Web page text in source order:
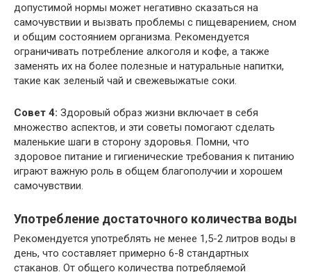
допустимой нормы может негативно сказаться на
самочувствии и вызвать проблемы с пищеварением, сном
и общим состоянием организма. Рекомендуется
ограничивать потребление алкоголя и кофе, а также
заменять их на более полезные и натуральные напитки,
такие как зеленый чай и свежевыжатые соки.
Совет 4: Здоровый образ жизни включает в себя
множество аспектов, и эти советы помогают сделать
маленькие шаги в сторону здоровья. Помни, что
здоровое питание и гигиенические требования к питанию
играют важную роль в общем благополучии и хорошем
самочувствии.
Употребление достаточного количества воды
Рекомендуется употреблять не менее 1,5-2 литров воды в
день, что составляет примерно 6-8 стандартных
стаканов. От общего количества потребляемой